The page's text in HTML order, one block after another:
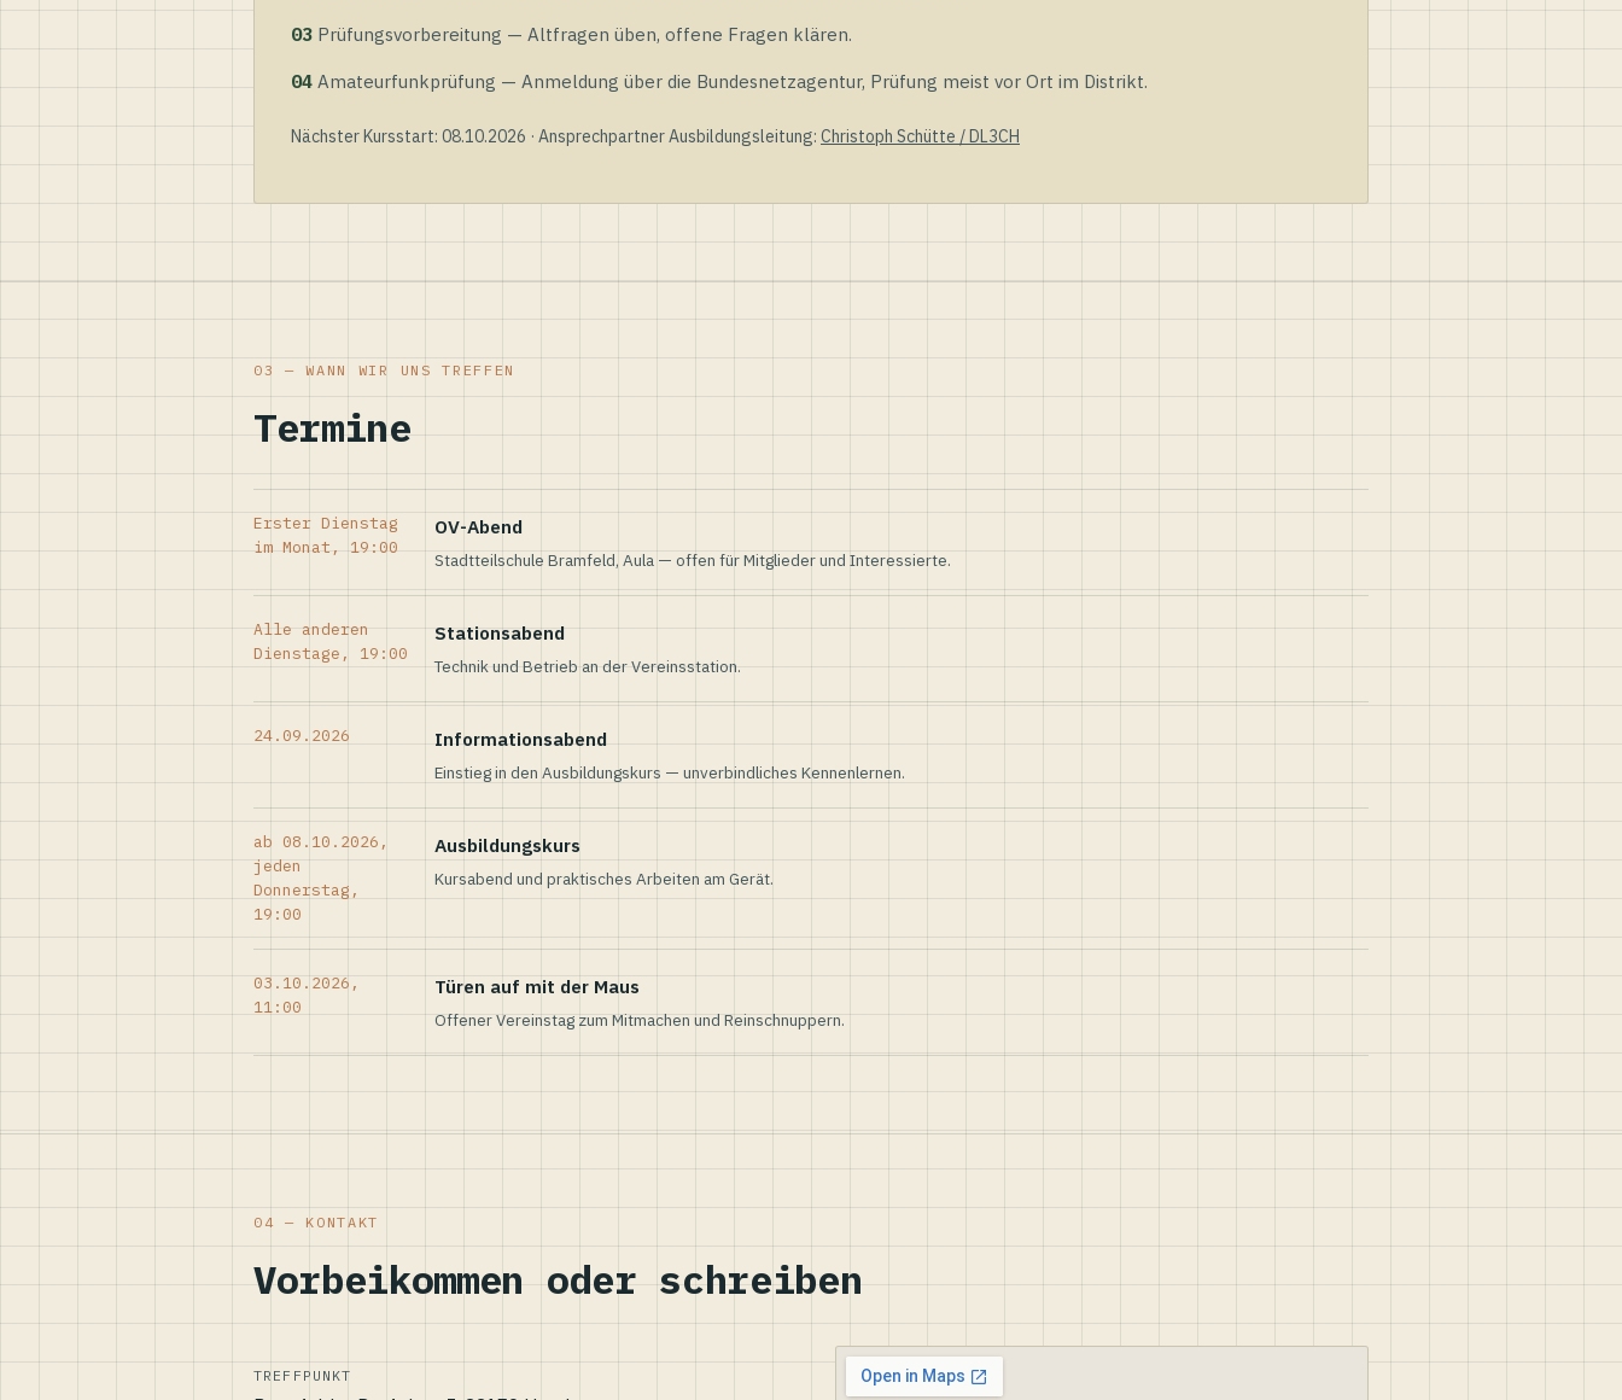
03 Prüfungsvorbereitung — Altfragen üben, offene Fragen klären.
04 Amateurfunkprüfung — Anmeldung über die Bundesnetzagentur, Prüfung meist vor Ort im Distrikt.
Nächster Kursstart: 08.10.2026 · Ansprechpartner Ausbildungsleitung: Christoph Schütte / DL3CH
03 — WANN WIR UNS TREFFEN
Termine
Erster Dienstag
im Monat, 19:00
OV-Abend
Stadtteilschule Bramfeld, Aula — offen für Mitglieder und Interessierte.
Alle anderen
Dienstage, 19:00
Stationsabend
Technik und Betrieb an der Vereinsstation.
24.09.2026 Informationsabend
Einstieg in den Ausbildungskurs — unverbindliches Kennenlernen.
ab 08.10.2026,
jeden
Donnerstag,
19:00
Ausbildungskurs
Kursabend und praktisches Arbeiten am Gerät.
03.10.2026,
11:00
Türen auf mit der Maus
Offener Vereinstag zum Mitmachen und Reinschnuppern.
04 — KONTAKT
Vorbeikommen oder schreiben
TREFFPUNKT